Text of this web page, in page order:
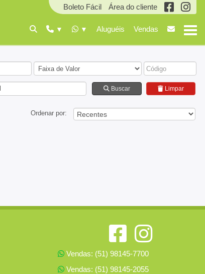
Boleto Fácil Área do cliente
Aluguéis Vendas
Buscar Limpar
Ordenar por:
Vendas: (51) 98145-7700
Vendas: (51) 98145-2055